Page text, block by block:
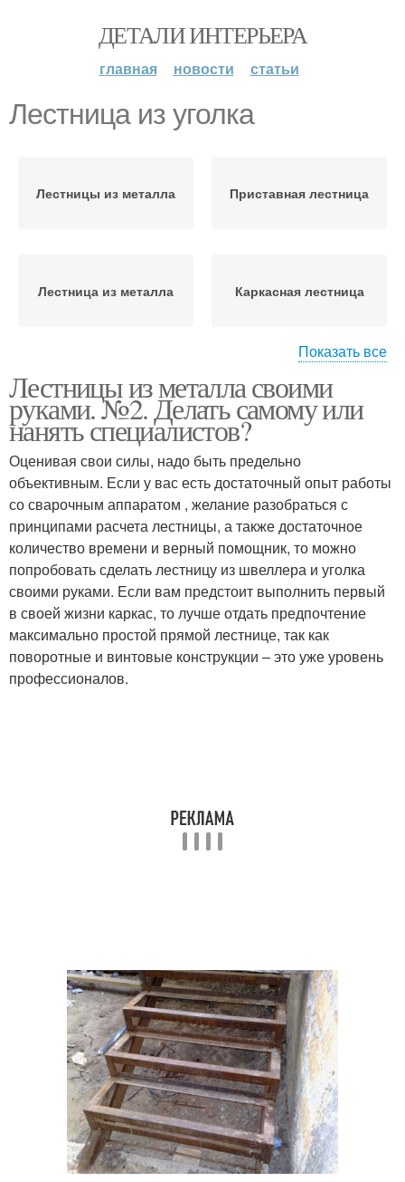
ДЕТАЛИ ИНТЕРЬЕРА
главная новости статьи
Лестница из уголка
Лестницы из металла Приставная лестница
Лестница из металла Каркасная лестница
лестница
Лестницы для крыльца
Лестница из
профильной трубы
Маршевая лестница
Лестницы с площадкой Лестница на косоурах
Наружная лестница
Показать все
Лестницы из металла своими
руками. №2. Делать самому или
нанять специалистов?
Оценивая свои силы, надо быть предельно
объективным. Если у вас есть достаточный опыт работы
со сварочным аппаратом , желание разобраться с
принципами расчета лестницы, а также достаточное
количество времени и верный помощник, то можно
попробовать сделать лестницу из швеллера и уголка
своими руками. Если вам предстоит выполнить первый
в своей жизни каркас, то лучше отдать предпочтение
максимально простой прямой лестнице, так как
поворотные и винтовые конструкции – это уже уровень
профессионалов.